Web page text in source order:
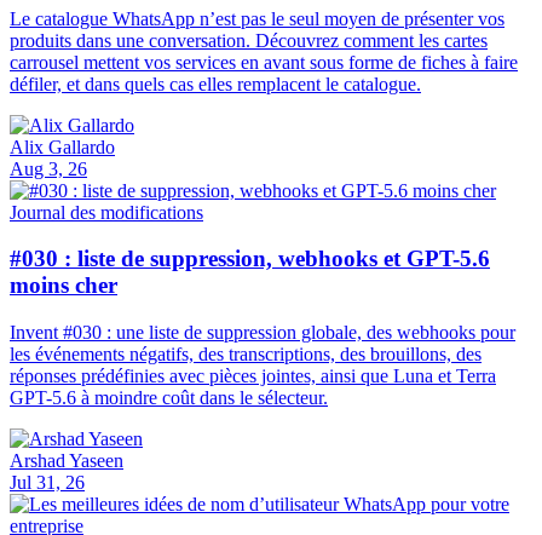
Le catalogue WhatsApp n’est pas le seul moyen de présenter vos
produits dans une conversation. Découvrez comment les cartes
carrousel mettent vos services en avant sous forme de fiches à faire
défiler, et dans quels cas elles remplacent le catalogue.
Alix Gallardo
Aug 3, 26
Journal des modifications
#030 : liste de suppression, webhooks et GPT-5.6
moins cher
Invent #030 : une liste de suppression globale, des webhooks pour
les événements négatifs, des transcriptions, des brouillons, des
réponses prédéfinies avec pièces jointes, ainsi que Luna et Terra
GPT-5.6 à moindre coût dans le sélecteur.
Arshad Yaseen
Jul 31, 26